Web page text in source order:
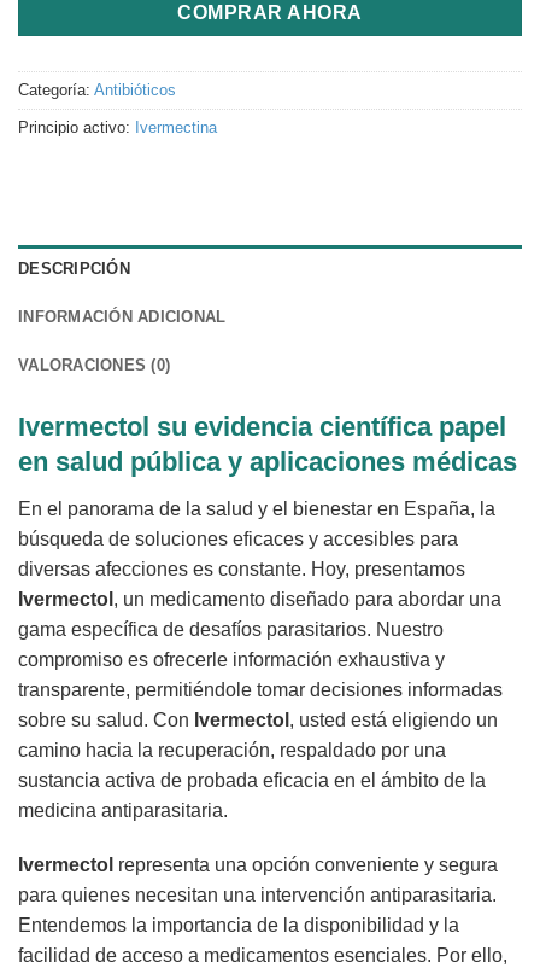
COMPRAR AHORA
Categoría: Antibióticos
Principio activo: Ivermectina
DESCRIPCIÓN
INFORMACIÓN ADICIONAL
VALORACIONES (0)
Ivermectol su evidencia científica papel
en salud pública y aplicaciones médicas
En el panorama de la salud y el bienestar en España, la
búsqueda de soluciones eficaces y accesibles para
diversas afecciones es constante. Hoy, presentamos
Ivermectol , un medicamento diseñado para abordar una
gama específica de desafíos parasitarios. Nuestro
compromiso es ofrecerle información exhaustiva y
transparente, permitiéndole tomar decisiones informadas
sobre su salud. Con Ivermectol , usted está eligiendo un
camino hacia la recuperación, respaldado por una
sustancia activa de probada eficacia en el ámbito de la
medicina antiparasitaria.
Ivermectol representa una opción conveniente y segura
para quienes necesitan una intervención antiparasitaria.
Entendemos la importancia de la disponibilidad y la
facilidad de acceso a medicamentos esenciales. Por ello,